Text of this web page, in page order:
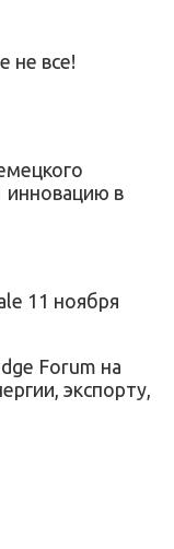
не все!
инновацию в
11 ноября
Forum на
экспорту,